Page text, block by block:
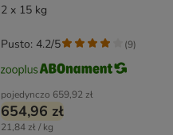
2 x 15 kg
pojedynczo 659,92 zł
654,96 zł
21,84 zł / kg
Pusto: 4.2/5 (9)